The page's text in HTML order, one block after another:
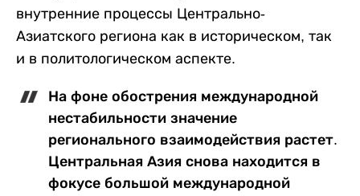
внутренние процессы Центрально-
Азиатского региона как в историческом, так
и в политологическом аспекте.
На фоне обострения международной
нестабильности значение
регионального взаимодействия растет.
Центральная Азия снова находится в
фокусе большой международной